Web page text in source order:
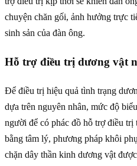
chuyện chăn gối, ảnh hưởng trực
sinh sản của đàn ông.
Hỗ trợ điều trị dương vật
Để điều trị hiệu quả tình trạng
dựa trên nguyên nhân, mức độ
người để có phác đồ hỗ trợ điều
bằng tâm lý, phương pháp khôi
chặn dây thần kinh dương vật